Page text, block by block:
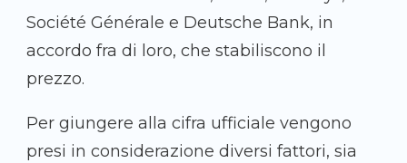
Société Générale e Deutsche Bank, in
accordo fra di loro, che stabiliscono il
prezzo.
Per giungere alla cifra ufficiale vengono
presi in considerazione diversi fattori, sia